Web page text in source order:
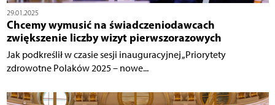
29.01.2025
Chcemy wymusić na świadczeniodawcach
zwiększenie liczby wizyt pierwszorazowych
Jak podkreślił w czasie sesji inauguracyjnej „Priorytety
zdrowotne Polaków 2025 – nowe...